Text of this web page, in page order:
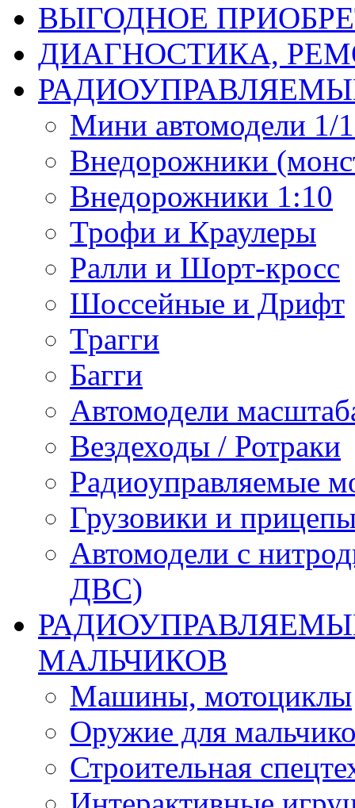
ВЫГОДНОЕ
ДИАГНОСТИКА,
Мини автомодели 1/
Внедорожники
Внедорожники 1:10
Трофи и Краулеры
Ралли и Шорт-кросс
Шоссейные и Дрифт
Трагги
Багги
Автомодели
Вездеходы / Ротраки
Радиоуправляемые
Грузовики и
Автомодели с
ДВС)
МАЛЬЧИКОВ
Машины, мотоциклы
Оружие для
Строительная